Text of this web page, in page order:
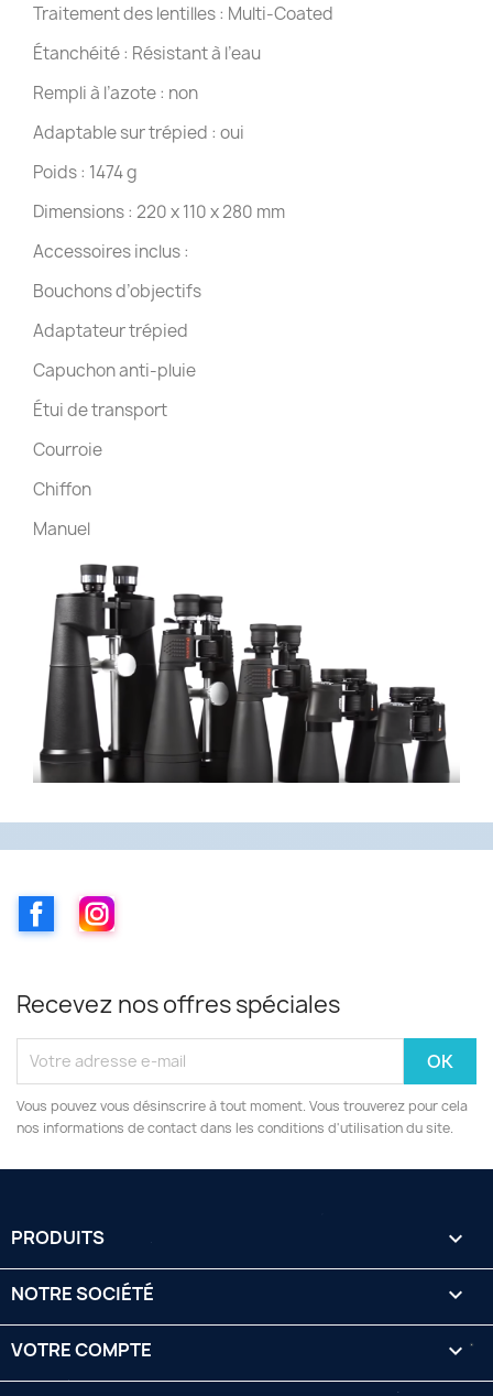
Traitement des lentilles : Multi-Coated
Étanchéité : Résistant à l’eau
Rempli à l’azote : non
Adaptable sur trépied : oui
Poids : 1474 g
Dimensions : 220 x 110 x 280 mm
Accessoires inclus :
Bouchons d’objectifs
Adaptateur trépied
Capuchon anti-pluie
Étui de transport
Courroie
Chiffon
Manuel
FacebookInstagram
Recevez nos offres spéciales
Vous pouvez vous désinscrire à tout moment. Vous trouverez pour cela
nos informations de contact dans les conditions d'utilisation du site.
PRODUITS 
NOTRE SOCIÉTÉ 
VOTRE COMPTE 